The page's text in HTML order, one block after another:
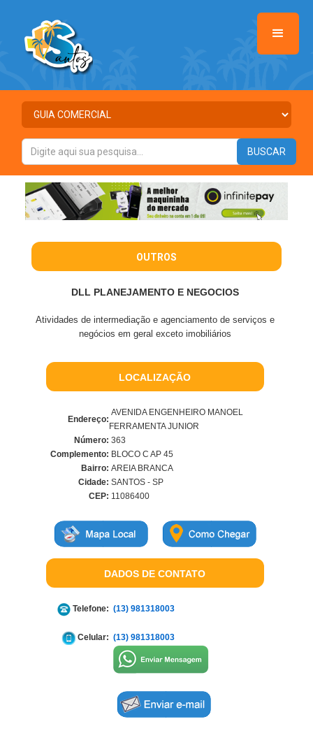
OUTROS
DLL PLANEJAMENTO E NEGOCIOS
Atividades de intermediação e agenciamento de serviços e
negócios em geral exceto imobiliários
LOCALIZAÇÃO
Endereço:
AVENIDA ENGENHEIRO MANOEL
FERRAMENTA JUNIOR
Número: 363
Complemento: BLOCO C AP 45
Bairro: AREIA BRANCA
Cidade: SANTOS - SP
CEP: 11086400
DADOS DE CONTATO
Telefone: (13) 981318003
Celular: (13) 981318003